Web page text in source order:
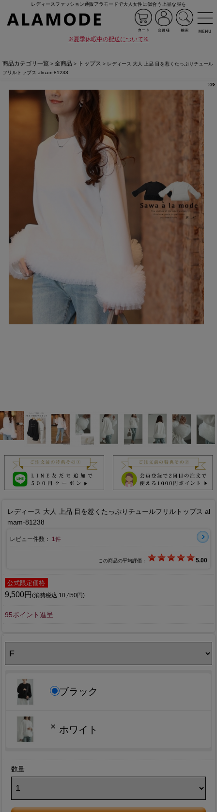
レディースファッション通販アラモードで大人女性に似合う上品な服を
※夏季休暇中の配送について※
商品カテゴリ一覧 > 全商品 > トップス > レディース 大人 上品 目を惹くたっぷりチュール
フリルトップス almam-81238
レディース 大人 上品 目を惹くたっぷりチュールフリルトップス al
mam-81238
レビュー件数： 1件
この商品の平均評価： 5.00
公式限定価格
9,500円 (消費税込:10,450円)
95ポイント進呈
ブラック
× ホワイト
数量